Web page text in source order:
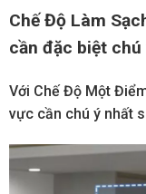
Chế Độ Làm
cần đặc biệt chú
Với Chế Độ Một
vực cần chú ý nhất